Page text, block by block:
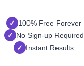
✓ 100% Free Forever
✓ No Sign-up Required
✓ Instant Results